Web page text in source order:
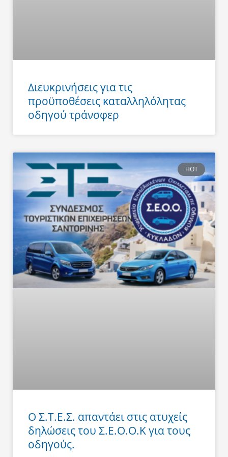
Διευκρινήσεις για τις
προϋποθέσεις καταλληλόλητας
οδηγού τράνσφερ
HOT
Ο Σ.Τ.Ε.Σ. απαντάει στις ατυχείς
δηλώσεις του Σ.Ε.Ο.Ο.Κ για τους
οδηγούς.